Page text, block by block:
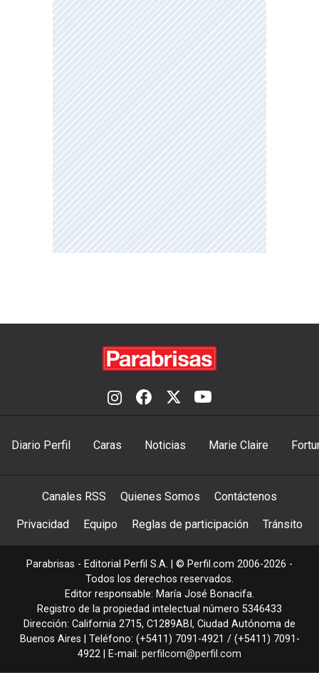
Diario Perfil Caras Noticias Marie Claire
Canales RSS Quienes Somos Contáctenos
Privacidad Equipo Reglas de participación Tránsito
Parabrisas - Editorial Perfil S.A. | © Perfil.com 2006-2026 -
Todos los derechos reservados.
Editor responsable: María José Bonacifa.
Registro de la propiedad intelectual número 5346433
Dirección: California 2715, C1289ABI , Ciudad Autónoma de
Buenos Aires | Teléfono: (+5411) 7091-4921 / (+5411) 7091-
4922 | E-mail: perfilcom@perfil.com